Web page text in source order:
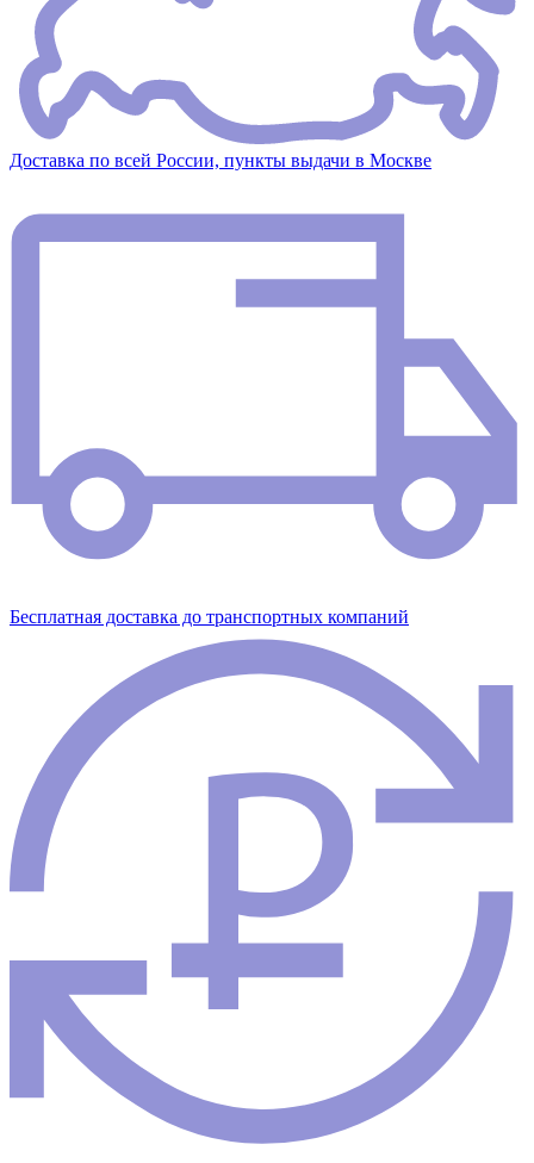
Доставка по всей России, пункты выдачи в Москве
Бесплатная доставка до транспортных компаний